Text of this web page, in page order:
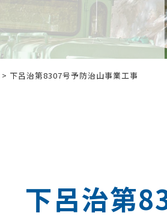
> 下呂治第8307号予防治山事業工事
下呂治第